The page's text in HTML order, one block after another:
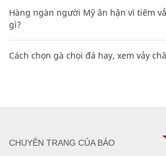
Hàng ngàn người Mỹ ân hận vì tiêm
gì?
Cách chọn gà chọi đá hay, xem vảy
CHUYÊN TRANG CỦA BÁO